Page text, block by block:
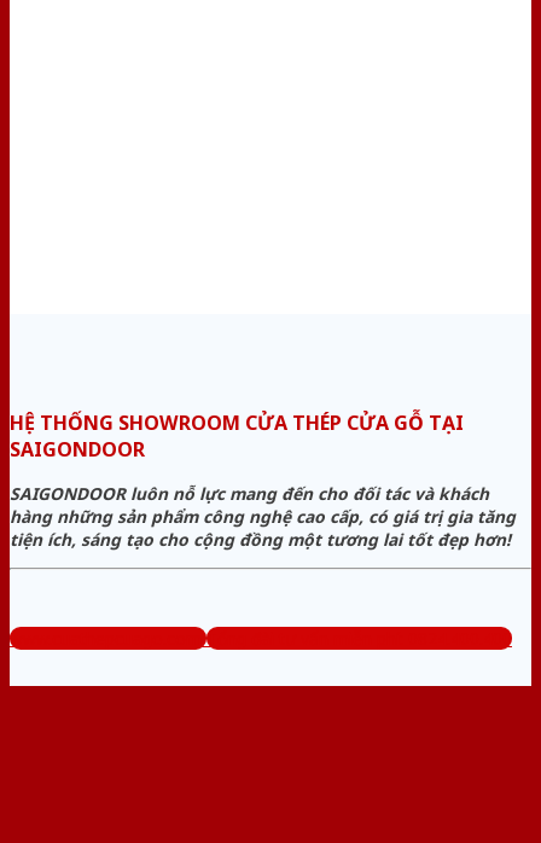
HỆ THỐNG SHOWROOM CỬA THÉP CỬA GỖ TẠI
SAIGONDOOR
SAIGONDOOR luôn nỗ lực mang đến cho đối tác và khách
hàng những sản phẩm công nghệ cao cấp, có giá trị gia tăng
tiện ích, sáng tạo cho cộng đồng một tương lai tốt đẹp hơn!
www.cuathepcuago.com Tổng đài tư vấn miễn phí: 0824.400.400